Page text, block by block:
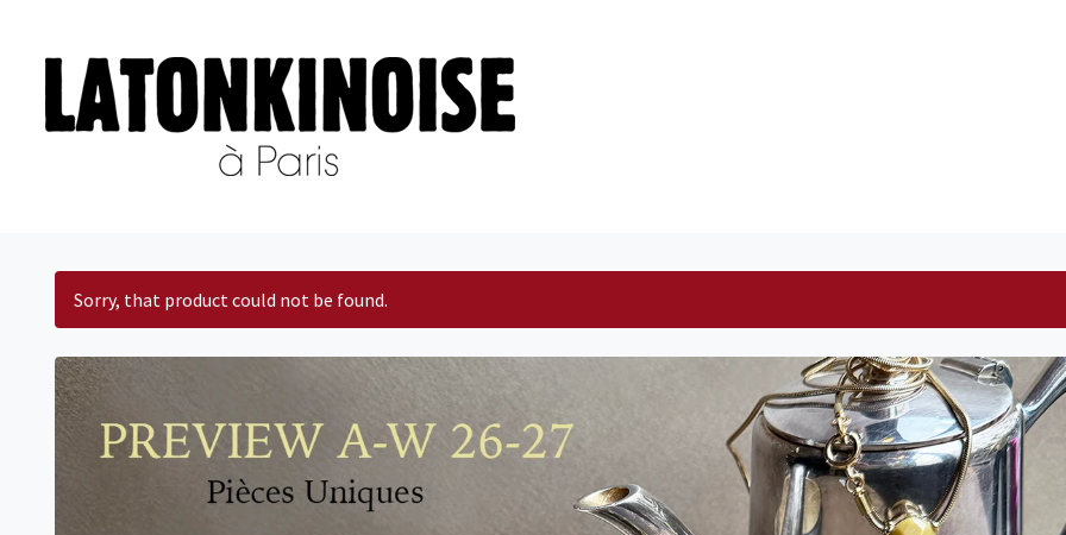
Sorry, that product could not be found.